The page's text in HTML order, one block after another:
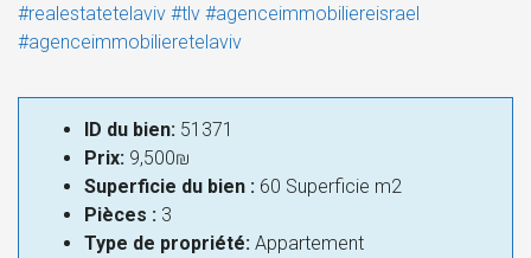
#realestatetelaviv #tlv #agenceimmobiliereisrael
#agenceimmobilieretelaviv
ID du bien: 51371
Prix: 9,500₪
Superficie du bien : 60 Superficie m2
Pièces : 3
Type de propriété: Appartement